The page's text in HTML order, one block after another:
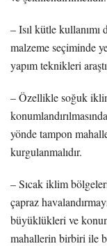
– Isıl kütle kullanımı
malzeme seçiminde
yapım teknikleri
– Özellikle soğuk
yönde tampon
kurgulanmalıdır.
– Sıcak iklim
çapraz
büyüklükleri ve
mahallerin birbiri ile